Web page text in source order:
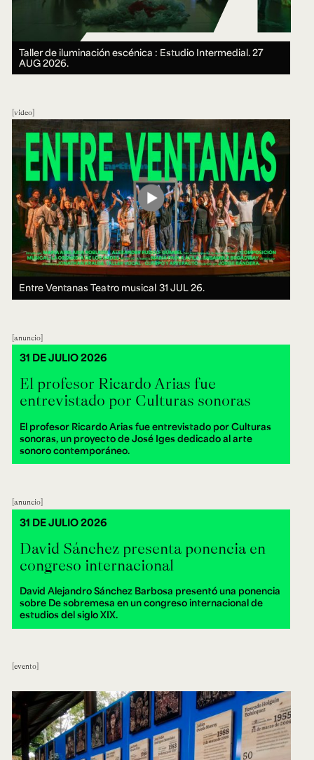
Taller de iluminación escénica : Estudio Intermedial.27
AUG 2026.
video
Entre Ventanas Teatro musical 31 JUL 26.
anuncio
El profesor Ricardo Arias fue
entrevistado por Culturas sonoras
El profesor Ricardo Arias fue entrevistado por Culturas
sonoras, un proyecto de José Iges dedicado al arte
sonoro contemporáneo.
31 DE JULIO 2026
anuncio
David Sánchez presenta ponencia en
congreso internacional
David Alejandro Sánchez Barbosa presentó una ponencia
sobre De sobremesa en un congreso internacional de
estudios del siglo XIX.
31 DE JULIO 2026
evento